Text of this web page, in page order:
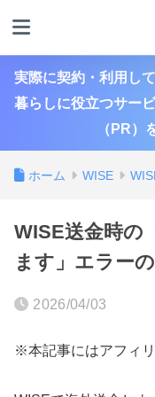
実際に契約・利用し
暮らしに役立つサー
（PR）
ホーム WISE
WISE送金時の
ます」エラー
2026/04/03
※本記事にはアフィ